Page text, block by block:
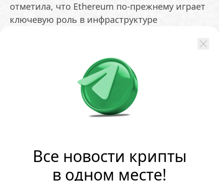
Все новости крипты
в одном месте!
отметила, что Ethereum по-прежнему играет
ключевую роль в инфраструктуре
привлекательность. Среди факторов —
усиление конкуренции со стороны Solana,
разрозненность ликвидности в решениях
второго уровня, слабая динамика курса ETH
по отношению к биткоину и падение
ОБМЕНЯТЬ